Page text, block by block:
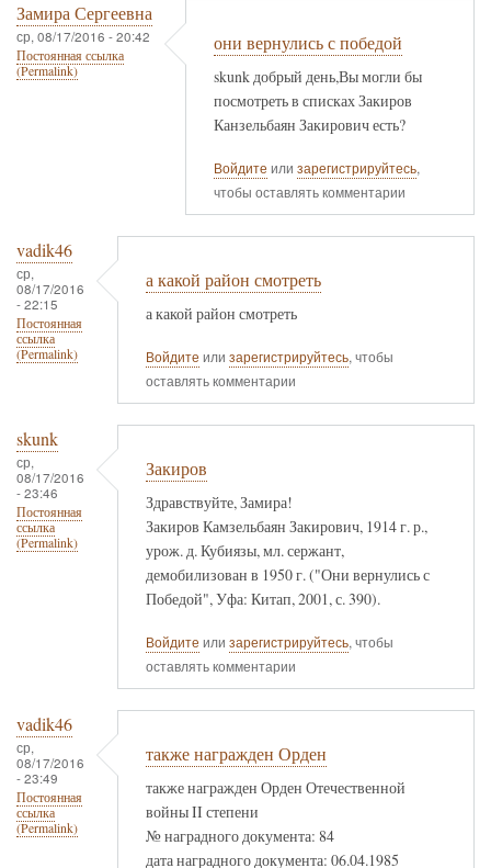
Замира Сергеевна
ср, 08/17/2016 - 20:42
Постоянная ссылка
(Permalink)
они вернулись с победой
skunk добрый день,Вы могли бы
посмотреть в списках Закиров
Канзельбаян Закирович есть?
Войдите или зарегистрируйтесь,
чтобы оставлять комментарии
vadik46
ср,
08/17/2016
- 22:15
Постоянная
ссылка
(Permalink)
а какой район смотреть
а какой район смотреть
Войдите или зарегистрируйтесь, чтобы
оставлять комментарии
skunk
ср,
08/17/2016
- 23:46
Постоянная
ссылка
(Permalink)
Закиров
Здравствуйте, Замира!
Закиров Камзельбаян Закирович, 1914 г. р.,
урож. д. Кубиязы, мл. сержант,
демобилизован в 1950 г. ("Они вернулись с
Победой", Уфа: Китап, 2001, с. 390).
Войдите или зарегистрируйтесь, чтобы
оставлять комментарии
vadik46
ср,
08/17/2016
- 23:49
Постоянная
ссылка
(Permalink)
также награжден Орден
также награжден Орден Отечественной
войны II степени
№ наградного документа: 84
дата наградного документа: 06.04.1985